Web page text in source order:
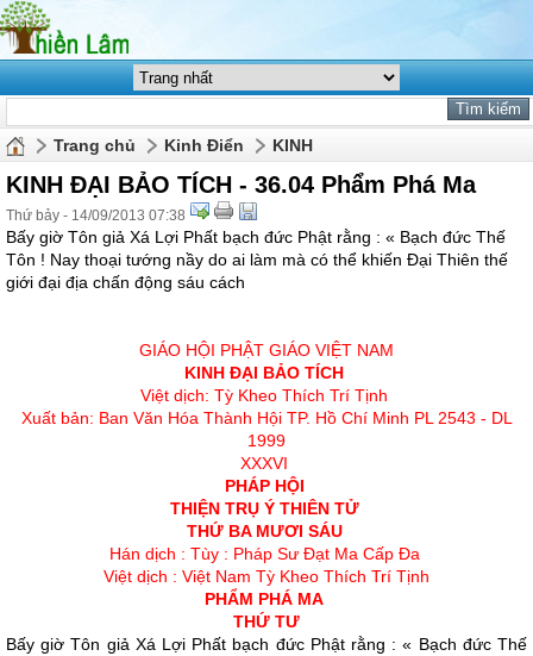
Trang chủ Kinh Điển KINH
KINH ĐẠI BẢO TÍCH - 36.04 Phẩm Phá Ma
Thứ bảy - 14/09/2013 07:38
Bấy giờ Tôn giả Xá Lợi Phất bạch đức Phật rằng : « Bạch đức Thế
Tôn ! Nay thoại tướng nầy do ai làm mà có thể khiến Ðại Thiên thế
giới đại địa chấn động sáu cách
GIÁO HỘI PHẬT GIÁO VIỆT NAM
KINH ÐẠI BẢO TÍCH
Việt dịch: Tỳ Kheo Thích Trí Tịnh
Xuất bản: Ban Văn Hóa Thành Hội TP. Hồ Chí Minh PL 2543 - DL
1999
XXXVI
PHÁP HỘI
THIỆN TRỤ Ý THIÊN TỬ
THỨ BA MƯƠI SÁU
Hán dịch : Tùy : Pháp Sư Ðạt Ma Cấp Ða
Việt dịch : Việt Nam Tỳ Kheo Thích Trí Tịnh
PHẨM PHÁ MA
THỨ TƯ
Bấy giờ Tôn giả Xá Lợi Phất bạch đức Phật rằng : « Bạch đức Thế